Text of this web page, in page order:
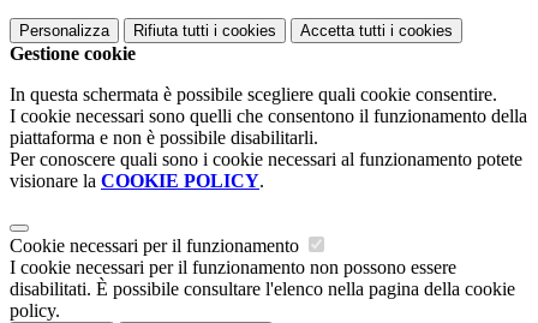
Personalizza Rifiuta tutti i cookies Accetta tutti i cookies
Gestione cookie
In questa schermata è possibile scegliere quali cookie consentire.
I cookie necessari sono quelli che consentono il funzionamento della
piattaforma e non è possibile disabilitarli.
Per conoscere quali sono i cookie necessari al funzionamento potete
visionare la COOKIE POLICY.
Cookie necessari per il funzionamento
I cookie necessari per il funzionamento non possono essere
disabilitati. È possibile consultare l'elenco nella pagina della cookie
policy.